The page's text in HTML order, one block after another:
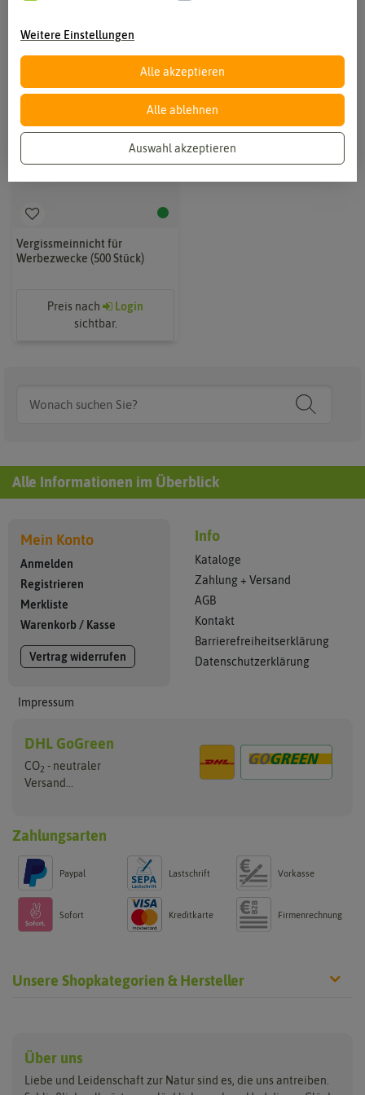
Vergissmeinnicht für
Werbezwecke (500 Stück)
Preis nach
Login
sichtbar.
Alle Informationen im Überblick
Mein Konto
Anmelden
Registrieren
Merkliste
Warenkorb / Kasse
Vertrag widerrufen
Impressum
Info
Kataloge
Zahlung + Versand
AGB
Kontakt
Barrierefreiheitserklärung
Datenschutzerklärung
DHL GoGreen
CO2 - neutraler
Versand...
Zahlungsarten
Paypal Lastschrift Vorkasse
Sofort Kreditkarte Firmenrechnung
Unsere Shopkategorien & Hersteller
Anzuchtschalen
Beleuchtung
Keimsprossen
Benary
Über uns
Liebe und Leidenschaft zur Natur sind es, die uns antreiben.
Weitere Einstellungen
Alle akzeptieren
Alle ablehnen
Auswahl akzeptieren